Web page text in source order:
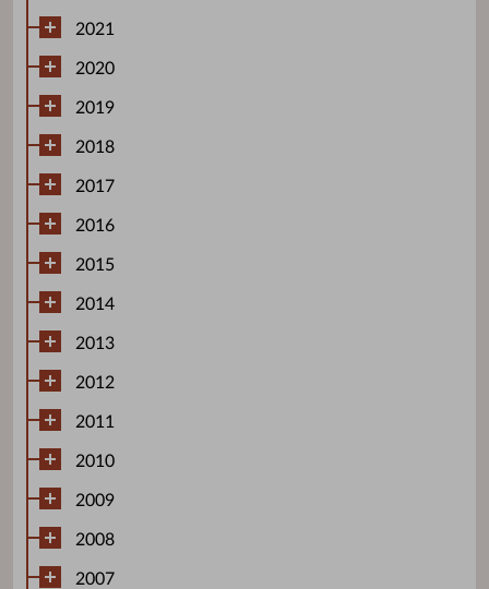
2021
2020
2019
2018
2017
2016
2015
2014
2013
2012
2011
2010
2009
2008
2007